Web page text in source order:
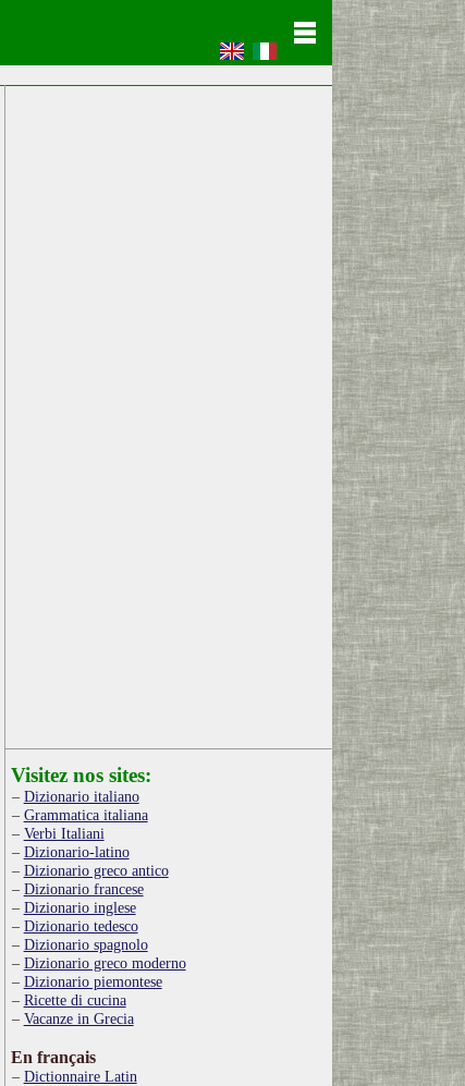
Visitez nos sites:
Dizionario italiano
Grammatica italiana
Verbi Italiani
Dizionario-latino
Dizionario greco antico
Dizionario francese
Dizionario inglese
Dizionario tedesco
Dizionario spagnolo
Dizionario greco moderno
Dizionario piemontese
Ricette di cucina
Vacanze in Grecia
En français
Dictionnaire Latin